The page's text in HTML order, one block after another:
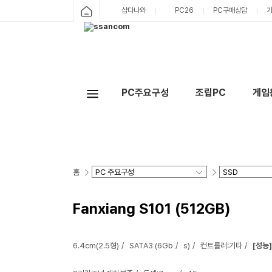
샵다나와 PC26 PC구매상담
PC주요구성 조립PC 게
홈
Fanxiang S101 (512GB)
6.4cm(2.5형) SATA3 (6Gb s) 컨트롤러:기타 [성능]